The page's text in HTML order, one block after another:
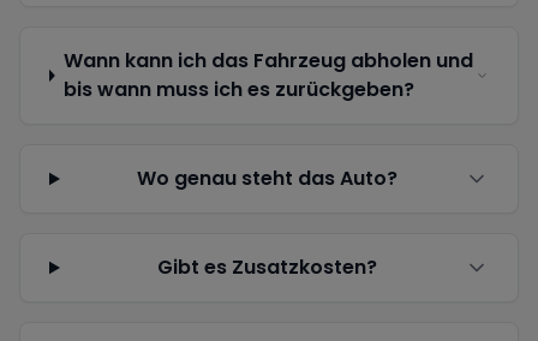
Wann kann ich das Fahrzeug abholen und
bis wann muss ich es zurückgeben?
Wo genau steht das Auto?
Gibt es Zusatzkosten?